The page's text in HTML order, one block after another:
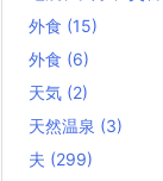
外食 (15)
外食 (6)
天気 (2)
天然温泉 (3)
夫 (299)